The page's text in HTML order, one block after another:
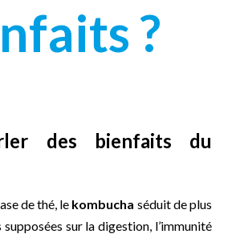
?
des bienfaits du
de thé, le kombucha séduit de plus
sur la digestion, l’immunité